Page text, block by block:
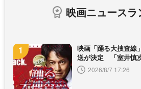
映画ニュースラ
映画「踊る大捜査線
送が決定 「室井慎
2026/8/7 17:26